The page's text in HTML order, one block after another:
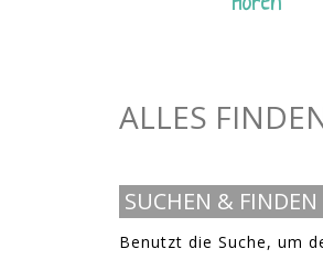
ALLES
SUCHEN & FINDEN
Benutzt die Suche, um